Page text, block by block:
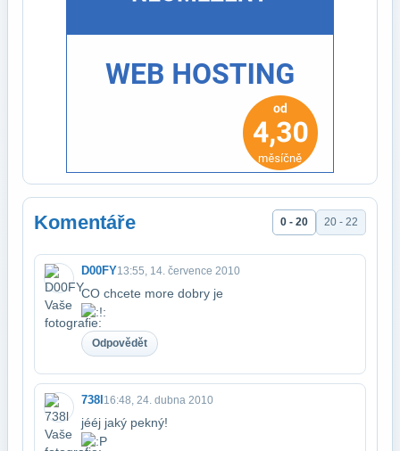
Komentáře 0 - 20 20 - 22
D00FY13:55, 14. července 2010
CO chcete more dobry je
Odpovědět
738l16:48, 24. dubna 2010
jééj jaký pekný!